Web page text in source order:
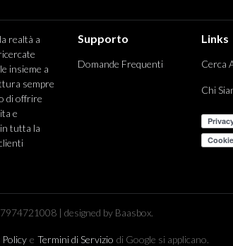
realtà a
insieme a
sempre
di offrire
e
tutta la
Supporto
Domande Frequenti
Links
Cerca
Chi
| designed by Baasbox.
Policy e Termini di Servizio di Google si applicano.